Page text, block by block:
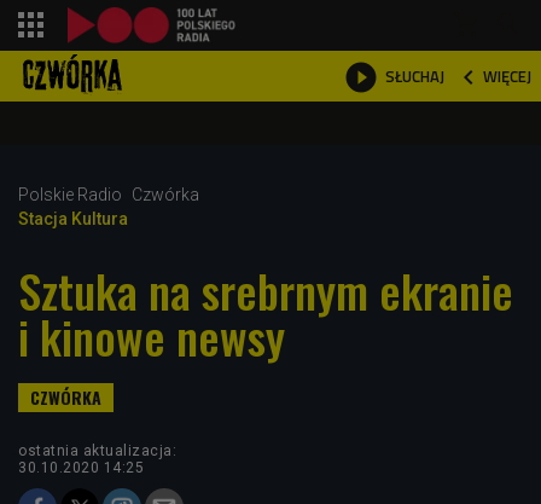
 SŁUCHAJ  WIĘCEJ

Polskie Radio
Czwórka
Stacja Kultura
Sztuka na srebrnym ekranie
i kinowe newsy
ostatnia aktualizacja:
30.10.2020 14:25